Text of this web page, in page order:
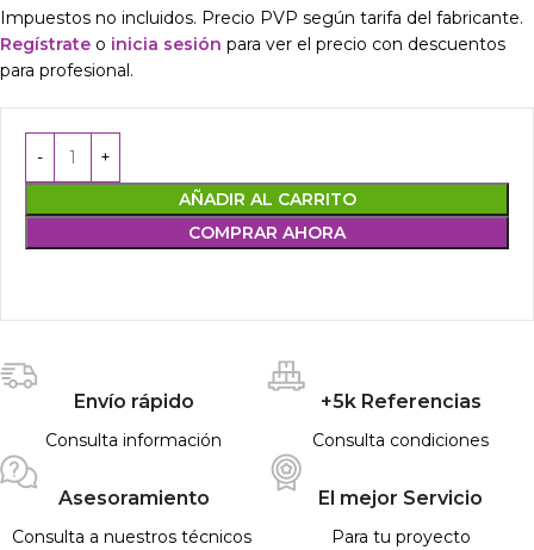
Impuestos no incluidos. Precio PVP según tarifa del fabricante.
Regístrate o inicia sesión para ver el precio con descuentos
para profesional.
AÑADIR AL CARRITO
COMPRAR AHORA
Envío rápido
Consulta información
+5k Referencias
Consulta condiciones
Asesoramiento
Consulta a nuestros técnicos
El mejor Servicio
Para tu proyecto